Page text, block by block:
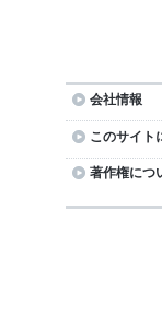
会社情報
このサイト
著作権につ